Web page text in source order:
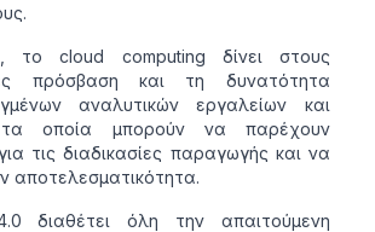
το cloud computing δίνει στους
πρόσβαση και τη δυνατότητα
αναλυτικών εργαλείων και
οποία μπορούν να παρέχουν
τις διαδικασίες παραγωγής και να
αποτελεσματικότητα.
διαθέτει όλη την απαιτούμενη